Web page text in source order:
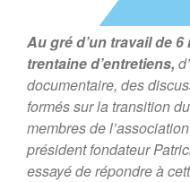
Au gré d’un travail de
trentaine d’entretiens,
documentaire, des
formés sur la transition
membres de
président fondateur
essayé de répondre à